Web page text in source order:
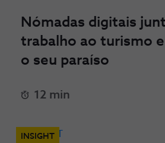
Nómadas digitais
trabalho ao turismo
o seu paraíso
12 min
INSIGHT